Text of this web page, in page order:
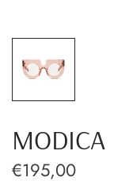
MODICA
€195,00